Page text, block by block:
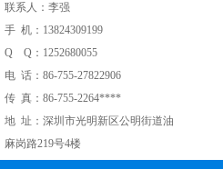
联系人：李强
手 机：13824309199
Q Q：1252680055
电 话：86-755-27822906
传 真：86-755-2264****
地 址：深圳市光明新区公明街道油
麻岗路219号4楼